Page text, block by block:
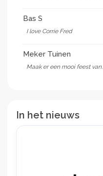
Bas S
I love Corrie Fred
Meker Tuinen
Maak er een mooi feest van.
In het nieuws